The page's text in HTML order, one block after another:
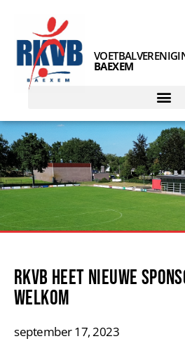
BAEXEM
RKVB heet nieuwe
welkom
september 17, 2023